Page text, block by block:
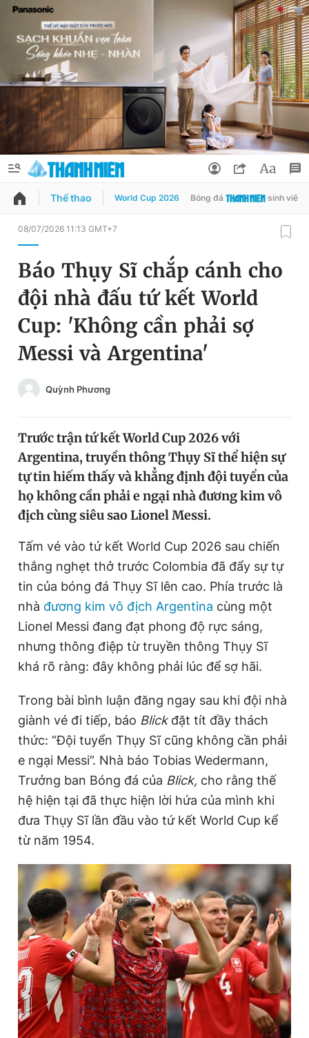
QUẢNG CÁO ĐẶT BÁO
Chuyên mục
Chuyên mục khác
Chào ngày mới Tin 24h
Tin thị trường
Video Magazine
Sản phẩm khác
Tiện ích Bạn cần biết
Thông tin tòa soạn Liên hệ quảng cáo
Đọc Thanh Niên trên điện thoại
Theo dõi báo trên
0906 645 777
Liên hệ quảng cáo
0908 780 404
Đặt báo Quảng cáo
Tổng biên tập: Nguyễn Ngọc Toàn
Phó tổng biên tập thường trực: Hải Thành
Phó tổng biên tập: Lâm Hiếu Dũng
Phó tổng biên tập: Trần Việt Hưng
Tổng thư ký tòa soạn: Đức Trung
Giấy phép xuất bản số 110/GP - BTTTT cấp ngày 24.3.2020
© 2003-2026 Bản quyền thuộc về Báo Thanh Niên. Cấm sao
chép dưới mọi hình thức nếu không có sự chấp thuận bằng văn
bản. Phát triển bởi ePi Technologies, JSC.
Đổi mật khẩu
Tin đã lưu
Tin đã xem
Thể thao World Cup 2026 Bóng đá sinh viên
08/07/2026 11:13 GMT+7
Báo Thụy Sĩ chắp cánh cho
đội nhà đấu tứ kết World
Cup: 'Không cần phải sợ
Messi và Argentina'
Quỳnh Phương
Trước trận tứ kết World Cup 2026 với
Argentina, truyền thông Thụy Sĩ thể hiện sự
tự tin hiếm thấy và khẳng định đội tuyển của
họ không cần phải e ngại nhà đương kim vô
địch cùng siêu sao Lionel Messi.
Tấm vé vào tứ kết World Cup 2026 sau chiến
thắng nghẹt thở trước Colombia đã đẩy sự tự
tin của bóng đá Thụy Sĩ lên cao. Phía trước là
nhà đương kim vô địch Argentina cùng một
Lionel Messi đang đạt phong độ rực sáng,
nhưng thông điệp từ truyền thông Thụy Sĩ
khá rõ ràng: đây không phải lúc để sợ hãi.
Trong bài bình luận đăng ngay sau khi đội nhà
giành vé đi tiếp, báo Blickđặt tít đầy thách
thức: “Đội tuyển Thụy Sĩ cũng không cần phải
e ngại Messi”. Nhà báo Tobias Wedermann,
Trưởng ban Bóng đá của Blick, cho rằng thế
hệ hiện tại đã thực hiện lời hứa của mình khi
đưa Thụy Sĩ lần đầu vào tứ kết World Cup kể
từ năm 1954.